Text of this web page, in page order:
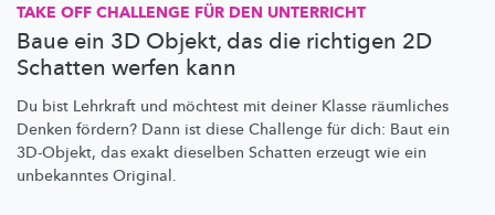
TAKE OFF CHALLENGE FÜR DEN UNTERRICHT
Baue ein 3D Objekt, das die richtigen 2D
Schatten werfen kann
Du bist Lehrkraft und möchtest mit deiner Klasse räumliches
Denken fördern? Dann ist diese Challenge für dich: Baut ein
3D-Objekt, das exakt dieselben Schatten erzeugt wie ein
unbekanntes Original.